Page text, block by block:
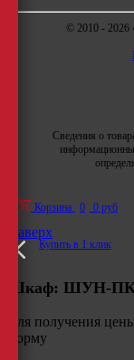
© 2010 - 2026
Сведения о
Корзина 0 0 руб
Купить в 1 клик
Наверх
Шкаф: ШУН-ПК-
Для получения
форму